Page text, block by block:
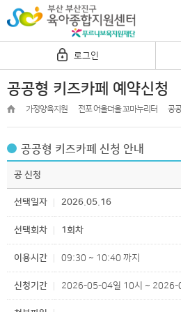
로그인
공공형 키즈카페 예약신청
가정양육지원 전포 어울더울 꼬마누리터 공
공공형 키즈카페 신청 안내
공 신청
선택일자 2026.05.16
선택회차 1회차
이용시간 09:30 ~ 10:40 까지
신청기간 2026-05-04일 10시 ~ 2026-